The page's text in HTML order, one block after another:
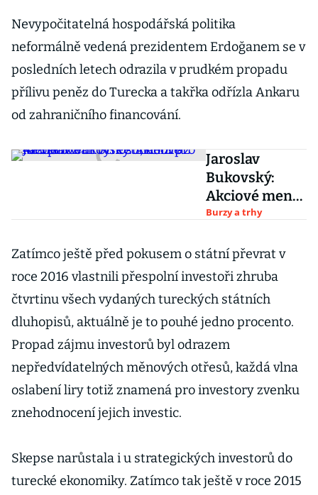
Nevypočitatelná hospodářská politika
neformálně vedená prezidentem Erdoğanem se v
posledních letech odrazila v prudkém propadu
přílivu peněz do Turecka a takřka odřízla Ankaru
od zahraničního financování.
Jaroslav
Bukovský:
Akciové menu
z Wall Street
procent
výnosu, není
Burzy a trhy
Zatímco ještě před pokusem o státní převrat v
roce 2016 vlastnili přespolní investoři zhruba
čtvrtinu všech vydaných tureckých státních
dluhopisů, aktuálně je to pouhé jedno procento.
Propad zájmu investorů byl odrazem
nepředvídatelných měnových otřesů, každá vlna
oslabení liry totiž znamená pro investory zvenku
znehodnocení jejich investic.
Skepse narůstala i u strategických investorů do
turecké ekonomiky. Zatímco tak ještě v roce 2015